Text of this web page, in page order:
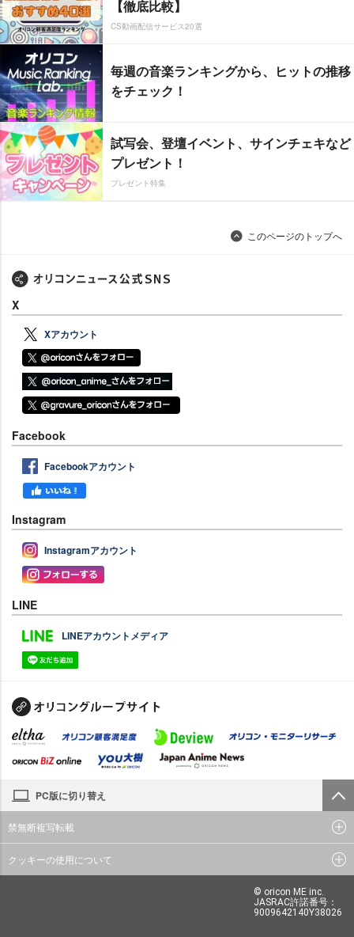
【徹底比較】
CS動画配信サービス20選
毎週の音楽ランキングから、ヒットの推移
をチェック！
試写会、登壇イベント、サインチェキなど
プレゼント！
プレゼント特集
このページのトップへ
X
Xアカウント
Facebook
Facebookアカウント
Instagram
Instagramアカウント
LINE
LINEアカウントメディア
PC版に切り替え
禁無断複写転載
クッキーの使用について
© oricon ME inc.
JASRAC許諾番号：
9009642140Y38026